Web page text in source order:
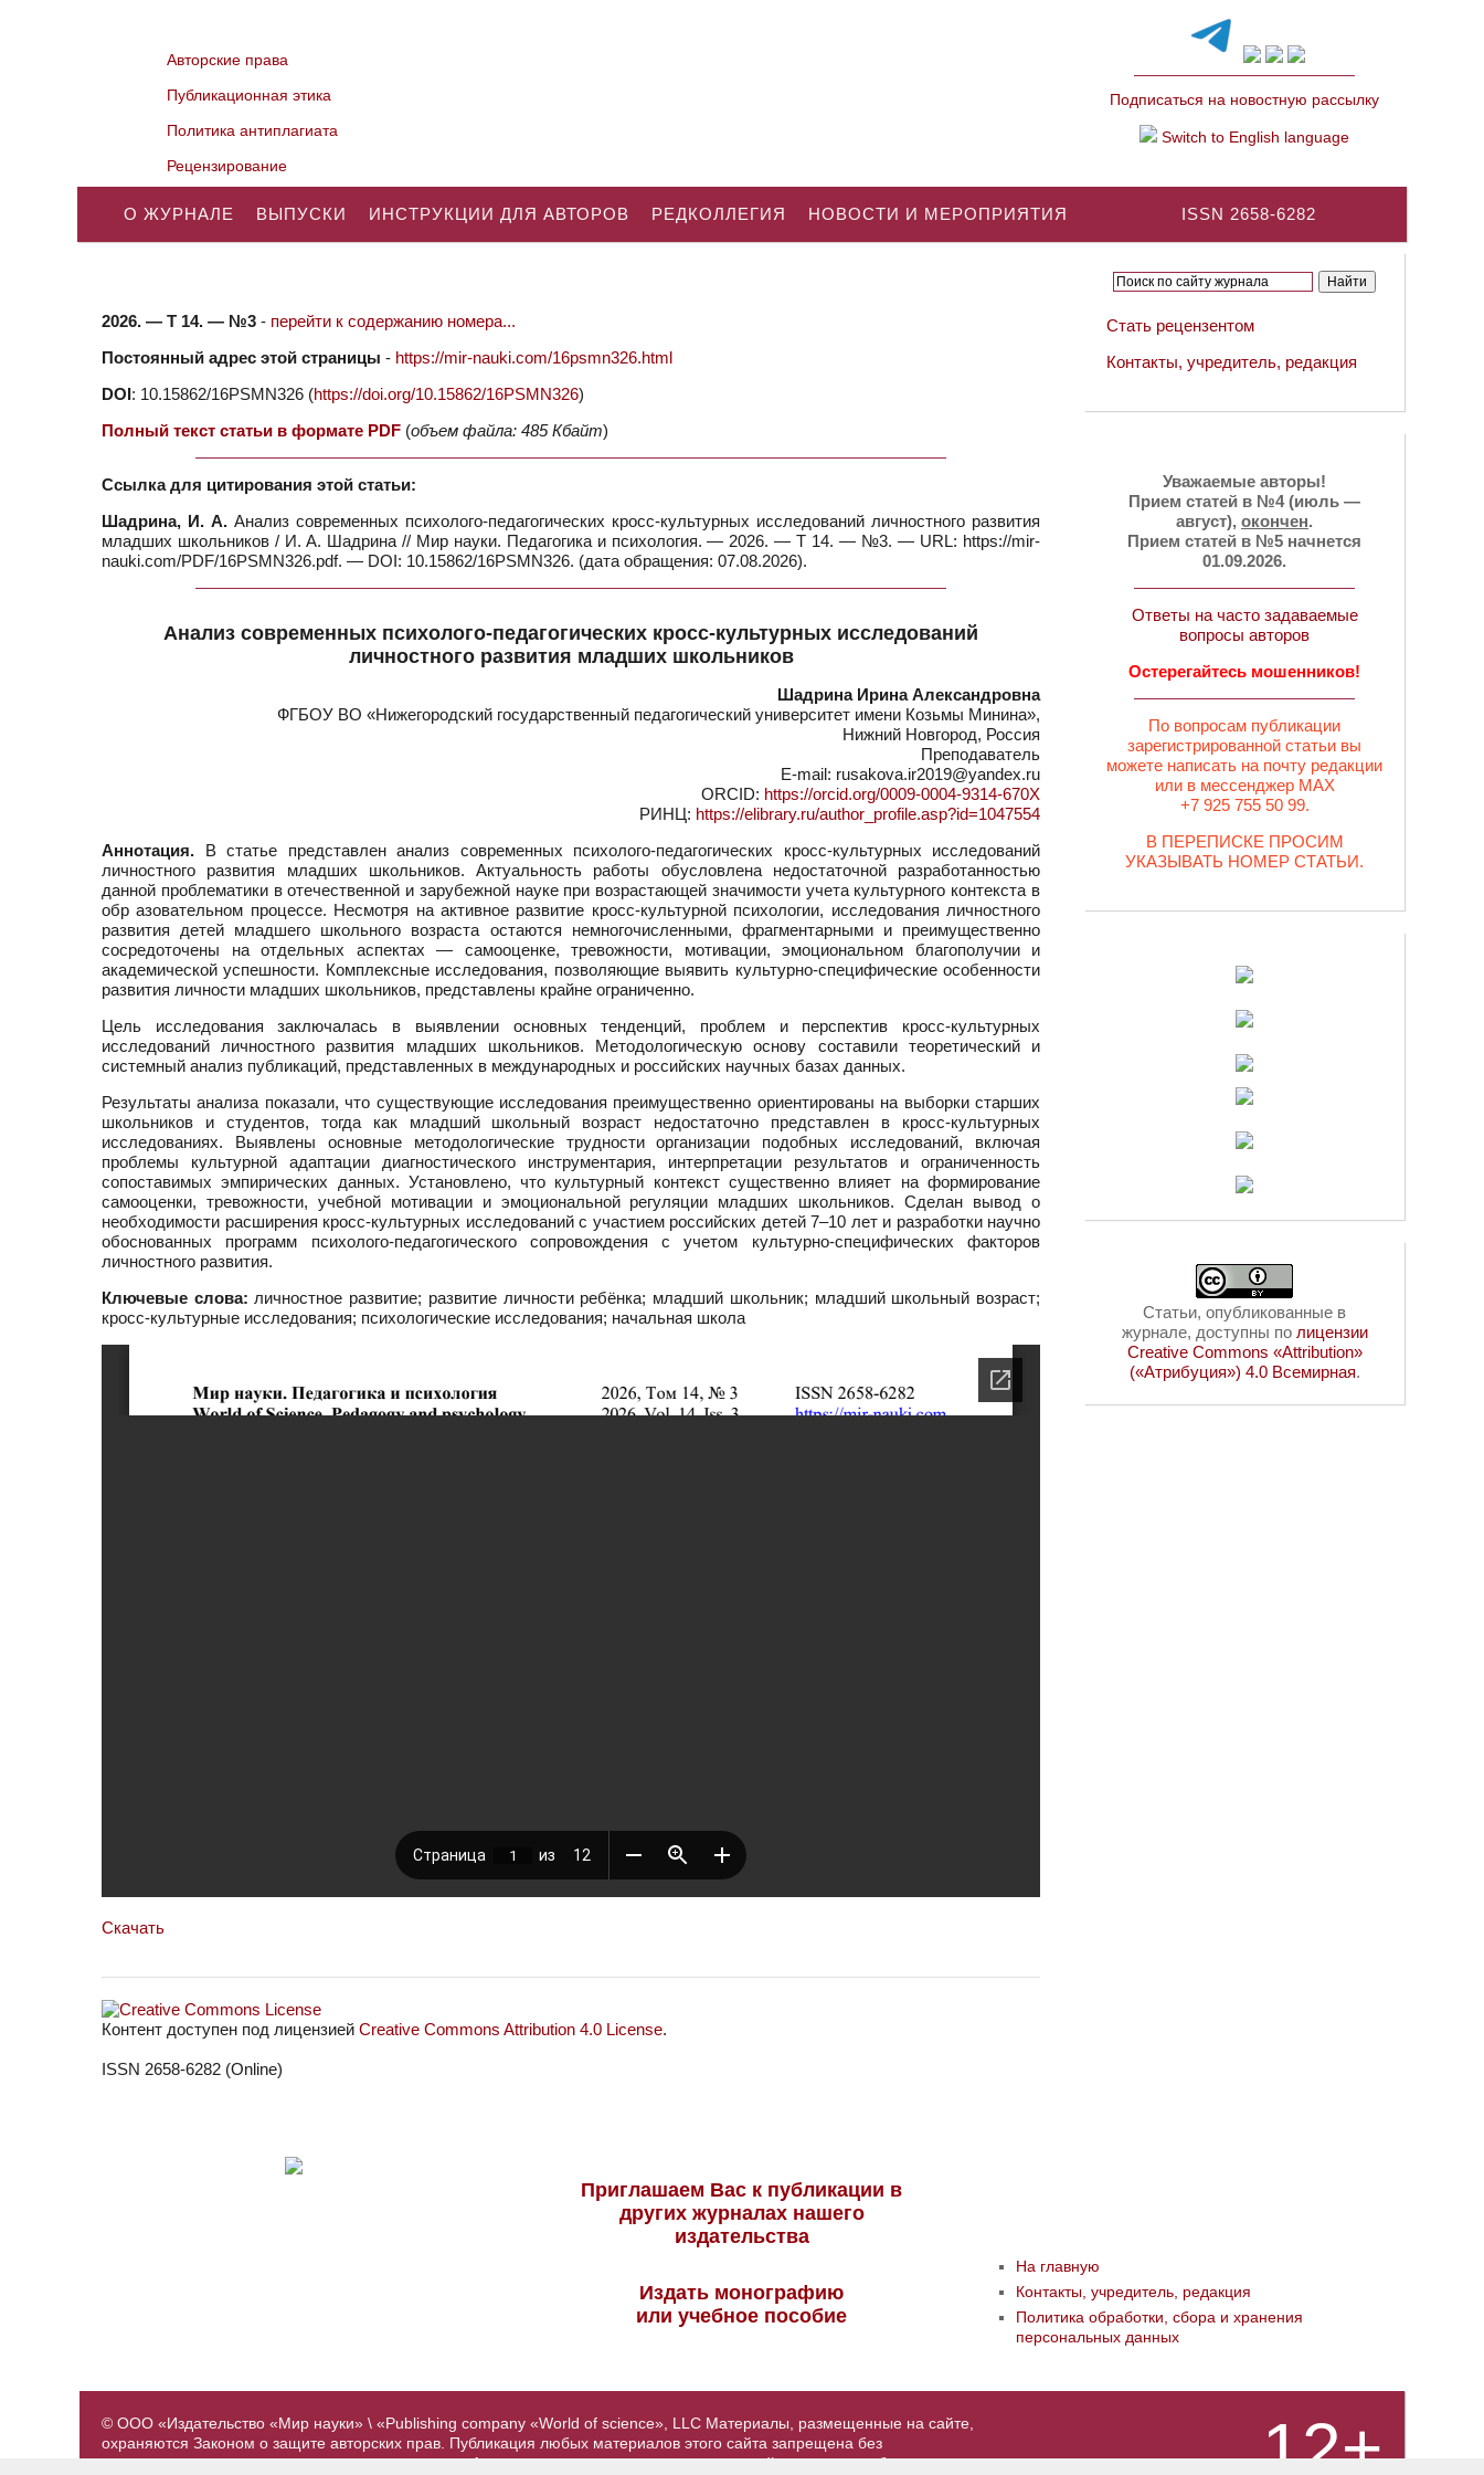
Авторские права
Публикационная этика
Политика антиплагиата
Рецензирование
Подписаться на новостную рассылку
Switch to English language
ISSN 2658-6282
О ЖУРНАЛЕ ВЫПУСКИ ИНСТРУКЦИИ ДЛЯ АВТОРОВ РЕДКОЛЛЕГИЯ НОВОСТИ И МЕРОПРИЯТИЯ
2026. — Т 14. — №3 - перейти к содержанию номера...
Постоянный адрес этой страницы - https://mir-nauki.com/16psmn326.html
DOI: 10.15862/16PSMN326 (https://doi.org/10.15862/16PSMN326)
Полный текст статьи в формате PDF (объем файла: 485 Кбайт)
Ссылка для цитирования этой статьи:
Шадрина, И. А. Анализ современных психолого-педагогических кросс-культурных исследований личностного развития
младших школьников / И. А. Шадрина // Мир науки. Педагогика и психология. — 2026. — Т 14. — №3. — URL: https://mir-
nauki.com/PDF/16PSMN326.pdf. — DOI: 10.15862/16PSMN326. (дата обращения: 07.08.2026).
Анализ современных психолого-педагогических кросс-культурных исследований
личностного развития младших школьников
Шадрина Ирина Александровна
ФГБОУ ВО «Нижегородский государственный педагогический университет имени Козьмы Минина»,
Нижний Новгород, Россия
Преподаватель
E-mail: rusakova.ir2019@yandex.ru
ORCID: https://orcid.org/0009-0004-9314-670X
РИНЦ: https://elibrary.ru/author_profile.asp?id=1047554
Аннотация. В статье представлен анализ современных психолого-педагогических кросс-культурных исследований
личностного развития младших школьников. Актуальность работы обусловлена недостаточной разработанностью
данной проблематики в отечественной и зарубежной науке при возрастающей значимости учета культурного контекста в
обр азовательном процессе. Несмотря на активное развитие кросс-культурной психологии, исследования личностного
развития детей младшего школьного возраста остаются немногочисленными, фрагментарными и преимущественно
сосредоточены на отдельных аспектах — самооценке, тревожности, мотивации, эмоциональном благополучии и
академической успешности. Комплексные исследования, позволяющие выявить культурно-специфические особенности
развития личности младших школьников, представлены крайне ограниченно.
Цель исследования заключалась в выявлении основных тенденций, проблем и перспектив кросс-культурных
исследований личностного развития младших школьников. Методологическую основу составили теоретический и
системный анализ публикаций, представленных в международных и российских научных базах данных.
Результаты анализа показали, что существующие исследования преимущественно ориентированы на выборки старших
школьников и студентов, тогда как младший школьный возраст недостаточно представлен в кросс-культурных
исследованиях. Выявлены основные методологические трудности организации подобных исследований, включая
проблемы культурной адаптации диагностического инструментария, интерпретации результатов и ограниченность
сопоставимых эмпирических данных. Установлено, что культурный контекст существенно влияет на формирование
самооценки, тревожности, учебной мотивации и эмоциональной регуляции младших школьников. Сделан вывод о
необходимости расширения кросс-культурных исследований с участием российских детей 7–10 лет и разработки научно
обоснованных программ психолого-педагогического сопровождения с учетом культурно-специфических факторов
личностного развития.
Ключевые слова: личностное развитие; развитие личности ребёнка; младший школьник; младший школьный возраст;
кросс-культурные исследования; психологические исследования; начальная школа
Скачать
Контент доступен под лицензией Creative Commons Attribution 4.0 License.
ISSN 2658-6282 (Online)
Стать рецензентом
Контакты, учредитель, редакция
Уважаемые авторы!
Прием статей в №4 (июль —
август), окончен.
Прием статей в №5 начнется
01.09.2026.
Ответы на часто задаваемые
вопросы авторов
Остерегайтесь мошенников!
По вопросам публикации
зарегистрированной статьи вы
можете написать на почту редакции
или в мессенджер MAX
+7 925 755 50 99.
В ПЕРЕПИСКЕ ПРОСИМ
УКАЗЫВАТЬ НОМЕР СТАТЬИ.
Статьи, опубликованные в
журнале, доступны по лицензии
Creative Commons «Attribution»
(«Атрибуция») 4.0 Всемирная.
Приглашаем Вас к публикации в
других журналах нашего
издательства
Издать монографию
или учебное пособие
На главную
Контакты, учредитель, редакция
Политика обработки, сбора и хранения
персональных данных
© ООО «Издательство «Мир науки» \ «Publishing company «World of science», LLC Материалы, размещенные на сайте,
охраняются Законом о защите авторских прав. Публикация любых материалов этого сайта запрещена без
предварительного согласования с издательством. Авторские права на размещенные на сайте научные публикации
12+